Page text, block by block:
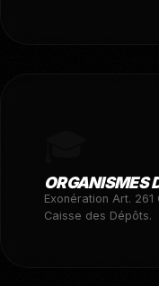
ORGANISMES
Exonération Art.
Caisse des Dépôts.